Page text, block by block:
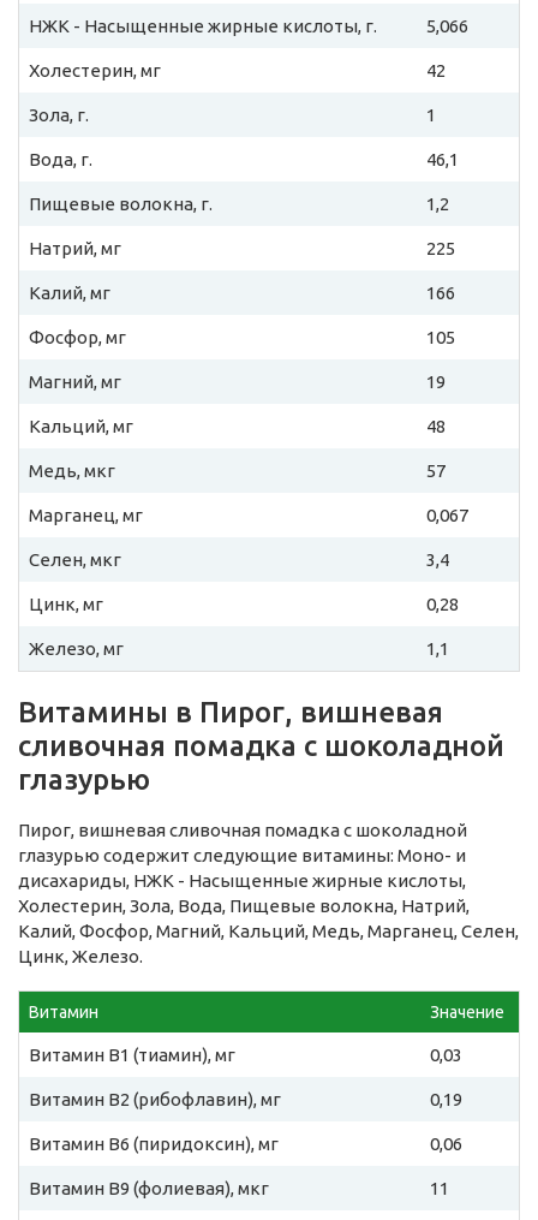
НЖК - Насыщенные жирные кислоты, г. 5,066
Холестерин, мг 42
Зола, г. 1
Вода, г. 46,1
Пищевые волокна, г. 1,2
Натрий, мг 225
Калий, мг 166
Фосфор, мг 105
Магний, мг 19
Кальций, мг 48
Медь, мкг 57
Марганец, мг 0,067
Селен, мкг 3,4
Цинк, мг 0,28
Железо, мг 1,1
Витамины в Пирог, вишневая
сливочная помадка с шоколадной
глазурью
Пирог, вишневая сливочная помадка с шоколадной
глазурью содержит следующие витамины: Моно- и
дисахариды, НЖК - Насыщенные жирные кислоты,
Холестерин, Зола, Вода, Пищевые волокна, Натрий,
Калий, Фосфор, Магний, Кальций, Медь, Марганец, Селен,
Цинк, Железо.
Витамин Значение
Витамин B1 (тиамин), мг 0,03
Витамин B2 (рибофлавин), мг 0,19
Витамин B6 (пиридоксин), мг 0,06
Витамин B9 (фолиевая), мкг 11